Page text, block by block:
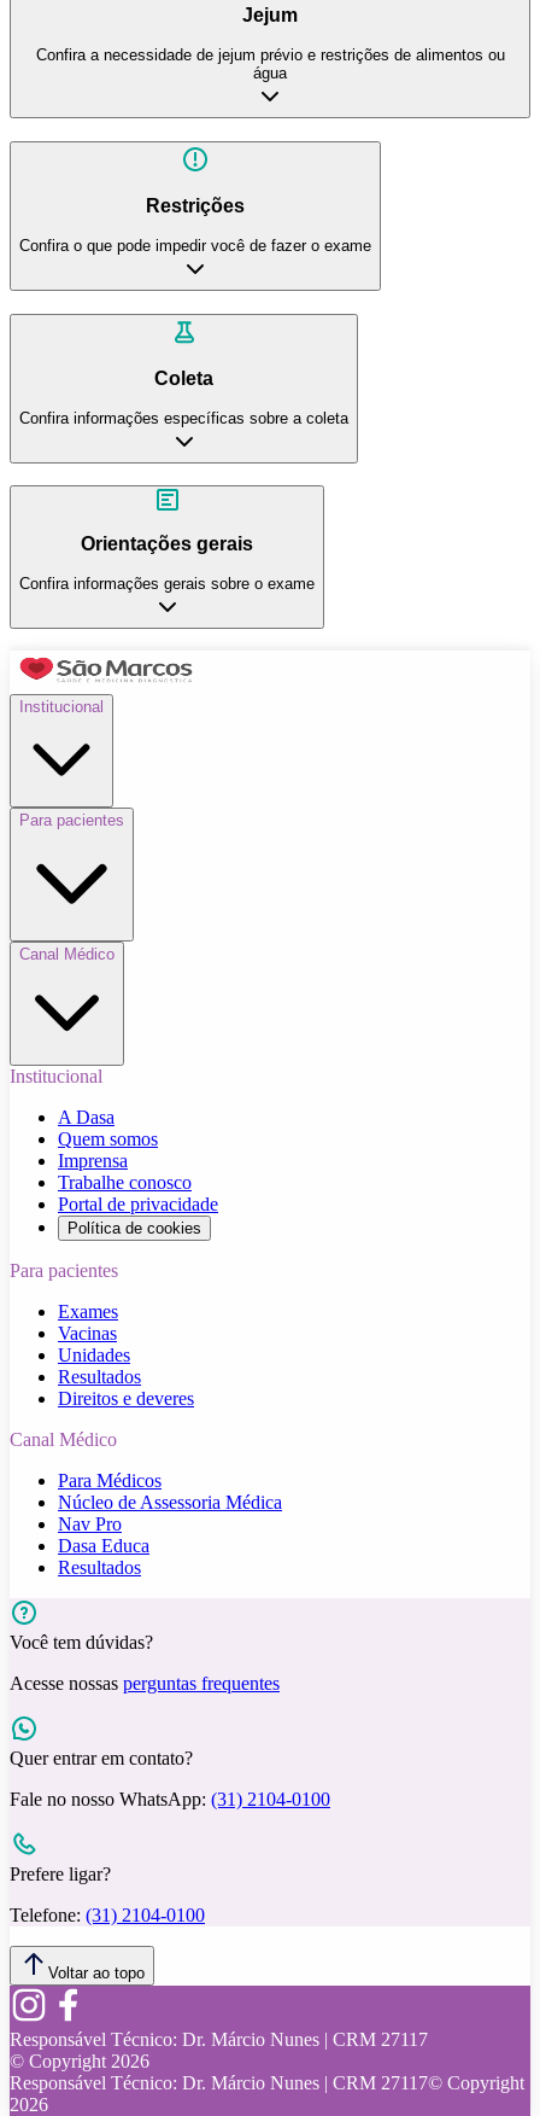
Jejum
Confira a necessidade de jejum prévio e restrições de alimentos ou
água
Restrições
Confira o que pode impedir você de fazer o exame
Coleta
Confira informações específicas sobre a coleta
Orientações gerais
Confira informações gerais sobre o exame
Institucional
Para pacientes
Canal Médico
Institucional
A Dasa
Quem somos
Imprensa
Trabalhe conosco
Portal de privacidade
Política de cookies
Para pacientes
Exames
Vacinas
Unidades
Resultados
Direitos e deveres
Canal Médico
Para Médicos
Núcleo de Assessoria Médica
Nav Pro
Dasa Educa
Resultados
Você tem dúvidas?
Acesse nossas perguntas frequentes
Quer entrar em contato?
Fale no nosso WhatsApp: (31) 2104-0100
Prefere ligar?
Telefone: (31) 2104-0100
Voltar ao topo
Responsável Técnico: Dr. Márcio Nunes | CRM 27117
© Copyright 2026
Responsável Técnico: Dr. Márcio Nunes | CRM 27117© Copyright
2026